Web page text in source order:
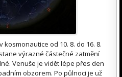
od 10. 8. do 16. 8.
výrazné částečné zatmění
Venuše je vidět lépe přes den
obzorem. Po půlnoci je už